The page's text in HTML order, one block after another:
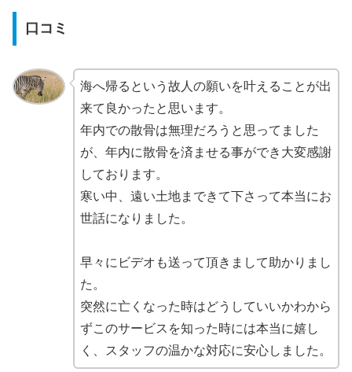
口コミ
海へ帰るという故人の願いを叶えることが出
来て良かったと思います。
年内での散骨は無理だろうと思ってました
が、年内に散骨を済ませる事ができ大変感謝
しております。
寒い中、遠い土地まできて下さって本当にお
世話になりました。
早々にビデオも送って頂きまして助かりまし
た。
突然に亡くなった時はどうしていいかわから
ずこのサービスを知った時には本当に嬉し
く、スタッフの温かな対応に安心しました。